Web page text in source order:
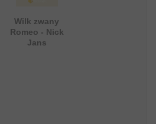
Wilk zwany
Romeo - Nick
Jans